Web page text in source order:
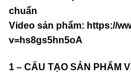
chuẩn
Video sản phẩm: https://
v=hs8gs5hn5oA
1 – CẤU TẠO SẢN PHẨM